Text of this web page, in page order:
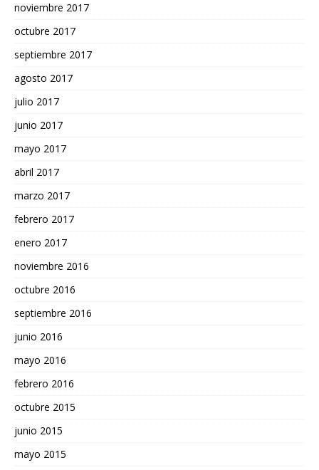
noviembre 2017
octubre 2017
septiembre 2017
agosto 2017
julio 2017
junio 2017
mayo 2017
abril 2017
marzo 2017
febrero 2017
enero 2017
noviembre 2016
octubre 2016
septiembre 2016
junio 2016
mayo 2016
febrero 2016
octubre 2015
junio 2015
mayo 2015